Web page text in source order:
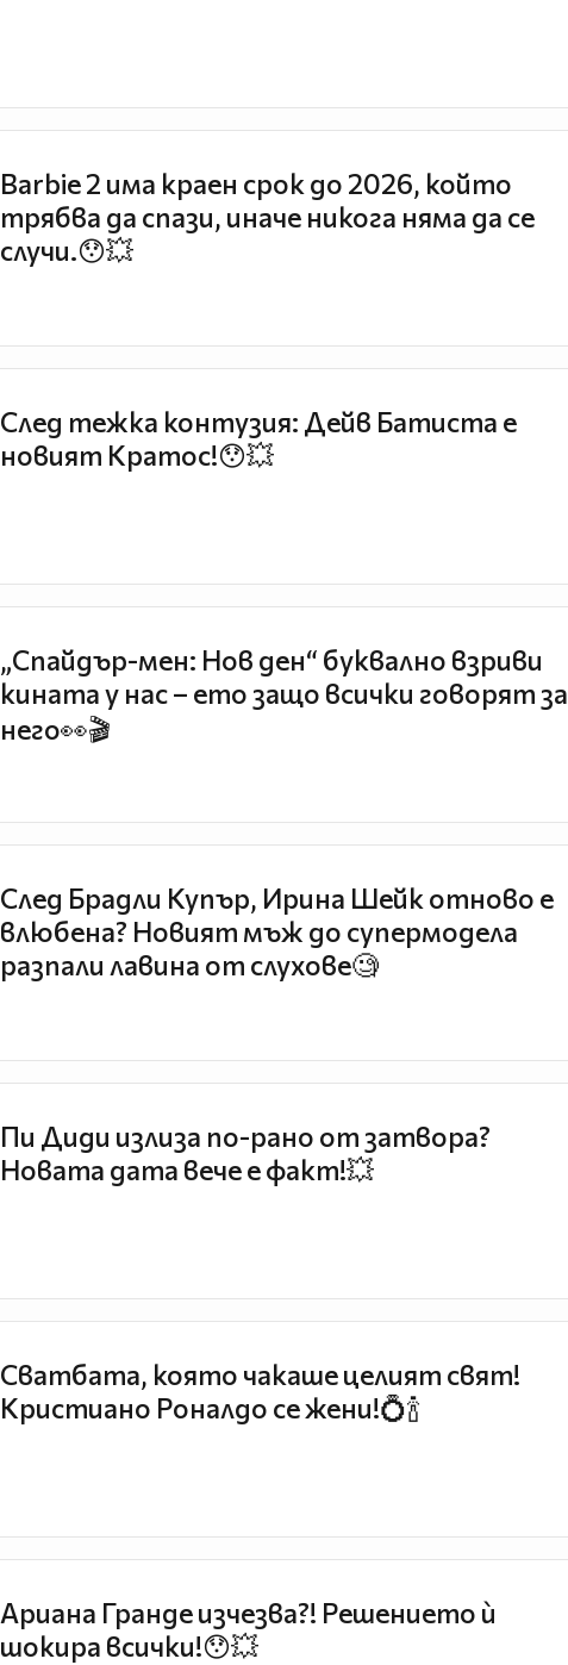
Barbie 2 има краен срок до 2026, който
трябва да спази, иначе никога няма да се
случи.😯💥
След тежка контузия: Дейв Батиста е
новият Кратос!😯💥
„Спайдър-мен: Нов ден“ буквално взриви
кината у нас – ето защо всички говорят за
него👀🎬
След Брадли Купър, Ирина Шейк отново е
влюбена? Новият мъж до супермодела
разпали лавина от слухове🧐
Пи Диди излиза по-рано от затвора?
Новата дата вече е факт!💥
Сватбата, която чакаше целият свят!
Кристиано Роналдо се жени!💍🍾
Ариана Гранде изчезва?! Решението ѝ
шокира всички!😯💥